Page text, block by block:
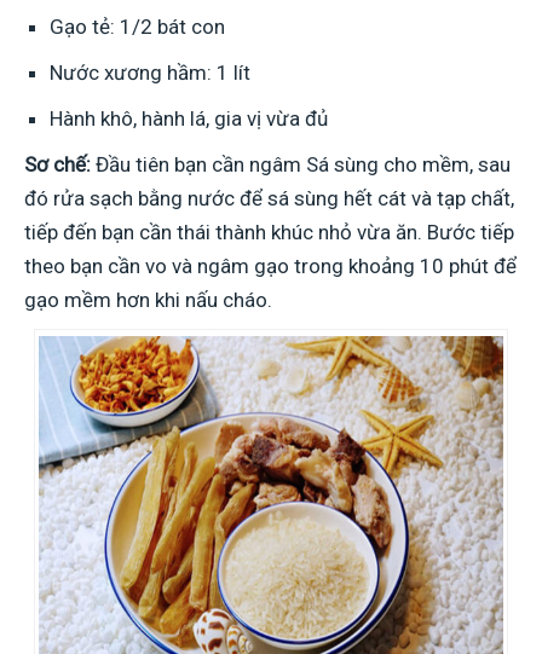
Gạo tẻ: 1/2 bát con
Nước xương hầm: 1 lít
Hành khô, hành lá, gia vị vừa đủ
Sơ chế: Đầu tiên bạn cần ngâm Sá sùng cho mềm, sau
đó rửa sạch bằng nước để sá sùng hết cát và tạp chất,
tiếp đến bạn cần thái thành khúc nhỏ vừa ăn. Bước tiếp
theo bạn cần vo và ngâm gạo trong khoảng 10 phút để
gạo mềm hơn khi nấu cháo.